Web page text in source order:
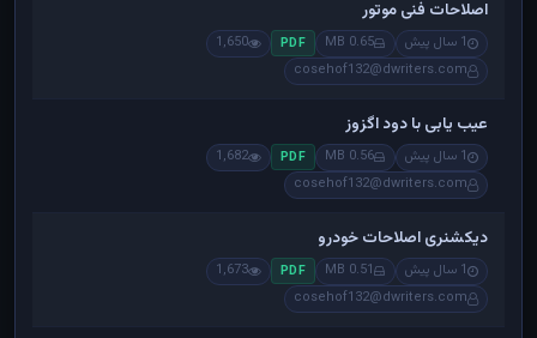
اصلاحات فنی موتور
1 سال پیش 0.65 MB
PDF
1,650
cosehof132@dwriters.com
عیب یابی با دود اگزوز
1 سال پیش 0.56 MB
PDF
1,682
cosehof132@dwriters.com
دیکشنری اصلاحات خودرو
1 سال پیش 0.51 MB
PDF
1,673
cosehof132@dwriters.com